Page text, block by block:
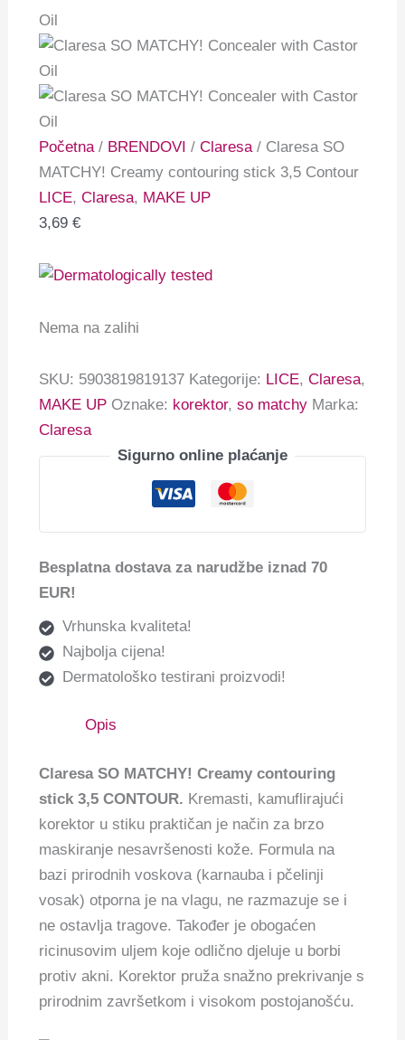
Početna / BRENDOVI /Claresa / Claresa SO
MATCHY! Creamy contouring stick 3,5 Contour
LICE,Claresa, MAKE UP
3,69€
Nema na zalihi
SKU: 5903819819137 Kategorije: LICE,Claresa,
MAKE UP Oznake: korektor,so matchy Marka:
Claresa
Sigurno online plaćanje
Besplatna dostava za narudžbe iznad 70
EUR!
Vrhunska kvaliteta!
Najbolja cijena!
Dermatološko testirani proizvodi!
Opis
Claresa SO MATCHY! Creamy contouring
stick 3,5 CONTOUR. Kremasti, kamuflirajući
korektor u stiku praktičan je način za brzo
maskiranje nesavršenosti kože. Formula na
bazi prirodnih voskova (karnauba i pčelinji
vosak) otporna je na vlagu, ne razmazuje se i
ne ostavlja tragove. Također je obogaćen
ricinusovim uljem koje odlično djeluje u borbi
protiv akni. Korektor pruža snažno prekrivanje s
prirodnim završetkom i visokom postojanošću.